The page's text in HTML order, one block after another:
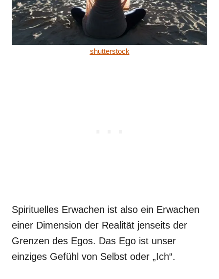
shutterstock
Spirituelles Erwachen ist also ein Erwachen
einer Dimension der Realität jenseits der
Grenzen des Egos. Das Ego ist unser
einziges Gefühl von Selbst oder „Ich“.